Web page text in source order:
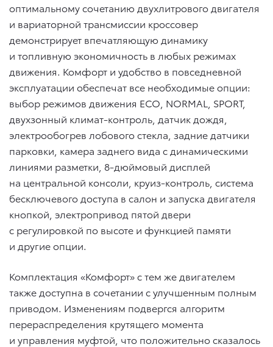
оптимальному сочетанию двухлитрового двигателя
и вариаторной трансмиссии кроссовер
демонстрирует впечатляющую динамику
и топливную экономичность в любых режимах
движения. Комфорт и удобство в повседневной
эксплуатации обеспечат все необходимые опции:
выбор режимов движения ECO, NORMAL, SPORT,
двухзонный климат-контроль, датчик дождя,
электрообогрев лобового стекла, задние датчики
парковки, камера заднего вида с динамическими
линиями разметки, 8-дюймовый дисплей
на центральной консоли, круиз-контроль, система
бесключевого доступа в салон и запуска двигателя
кнопкой, электропривод пятой двери
с регулировкой по высоте и функцией памяти
и другие опции.
Комплектация «Комфорт» с тем же двигателем
также доступна в сочетании с улучшенным полным
приводом. Изменениям подвергся алгоритм
перераспределения крутящего момента
и управления муфтой, что положительно сказалось